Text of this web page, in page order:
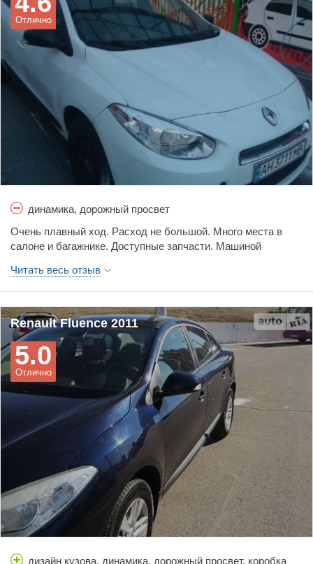
Отлично
динамика, дорожный просвет
Очень плавный ход. Расход не большой. Много места в
салоне и багажнике. Доступные запчасти. Машиной
Читать весь отзыв
Renault Fluence 2011
Отлично
5.0
дизайн кузова, динамика, дорожный просвет, коробка